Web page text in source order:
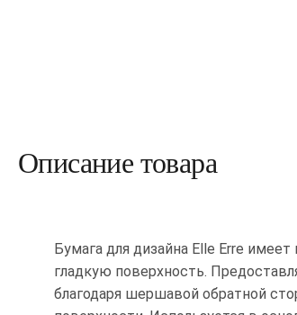
Описание товара
Бумага для дизайна Elle Erre
гладкую поверхность.
благодаря шершавой обратной